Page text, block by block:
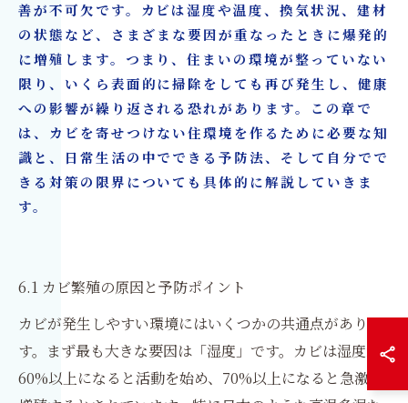
善が不可欠です。カビは湿度や温度、換気状況、建材
の状態など、さまざまな要因が重なったときに爆発的
に増殖します。つまり、住まいの環境が整っていない
限り、いくら表面的に掃除をしても再び発生し、健康
への影響が繰り返される恐れがあります。この章で
は、カビを寄せつけない住環境を作るために必要な知
識と、日常生活の中でできる予防法、そして自分でで
きる対策の限界についても具体的に解説していきま
す。
6.1 カビ繁殖の原因と予防ポイント
カビが発生しやすい環境にはいくつかの共通点がありま
す。まず最も大きな要因は「湿度」です。カビは湿度が
60%以上になると活動を始め、70%以上になると急激に